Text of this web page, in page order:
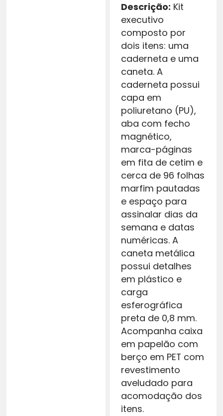
Descrição: Kit
executivo
composto por
dois itens: uma
caderneta e uma
caneta. A
caderneta possui
capa em
poliuretano (PU),
aba com fecho
magnético,
marca-páginas
em fita de cetim e
cerca de 96 folhas
marfim pautadas
e espaço para
assinalar dias da
semana e datas
numéricas. A
caneta metálica
possui detalhes
em plástico e
carga
esferográfica
preta de 0,8 mm.
Acompanha caixa
em papelão com
berço em PET com
revestimento
aveludado para
acomodação dos
itens.